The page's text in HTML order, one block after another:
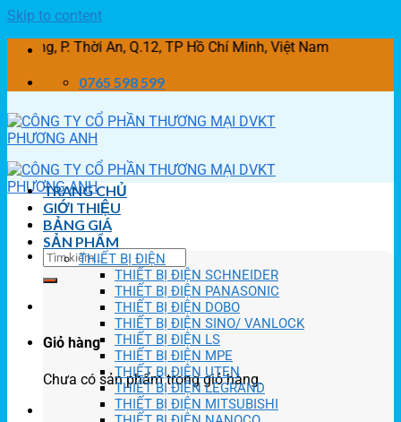
Skip to content
P. Thời An, Q.12, TP Hồ Chí Minh, Việt Nam
0765 598 599
Giỏ hàng
Chưa có sản phẩm trong giỏ hàng.
TRANG CHỦ
GIỚI THIỆU
BẢNG GIÁ
SẢN PHẨM
THIẾT BỊ ĐIỆN
THIẾT BỊ ĐIỆN SCHNEIDER
THIẾT BỊ ĐIỆN PANASONIC
THIẾT BỊ ĐIỆN DOBO
THIẾT BỊ ĐIỆN SINO/ VANLOCK
THIẾT BỊ ĐIỆN LS
THIẾT BỊ ĐIỆN MPE
THIẾT BỊ ĐIỆN UTEN
THIẾT BỊ ĐIỆN LEGRAND
THIẾT BỊ ĐIỆN MITSUBISHI